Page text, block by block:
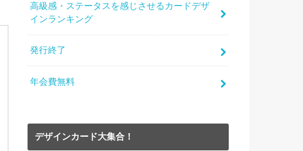
高級感・ステータスを感じさせるカードデザ
インランキング
発行終了
年会費無料
デザインカード大集合！